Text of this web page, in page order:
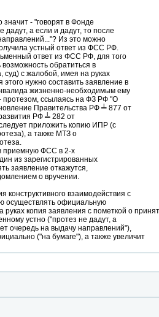
- "говорят в Фонде
дадут, а если и дадут, то после
Из это можно
устный ответ из ФСС РФ.
ответ из ФСС РФ, для того
обратиться в
с жалобой, имея на руках
нужно составить заявление в
жизненно-необходимым ему
протезом, ссылаясь на ФЗ РФ "О
Правительства РФ ╧ 877 от
РФ ╧ 282 от
приложить копию ИПР (с
а также МТЗ о
приемную ФСС в 2-х
из зарегистрированных
заявление откажутся,
о вручении.
конструктивного взаимодействия с
осуществлять официальную
руках копия заявления с пометкой о
устно ("протез не дадут, а
очередь на выдачу направлений"),
("на бумаге"), а также увеличит